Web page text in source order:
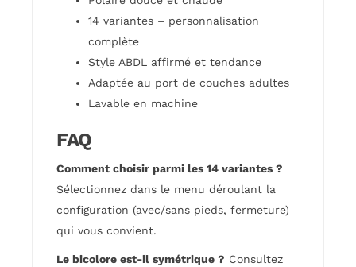
14 variantes – personnalisation
complète
Style ABDL affirmé et tendance
Adaptée au port de couches adultes
Lavable en machine
FAQ
Comment choisir parmi les 14 variantes ?
Sélectionnez dans le menu déroulant la
configuration (avec/sans pieds, fermeture)
qui vous convient.
Le bicolore est-il symétrique ? Consultez